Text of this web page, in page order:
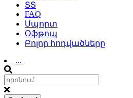
ՏՏ
FAQ
Սպորտ
Օֆթոպ
Բոլոր հոդվածները
...